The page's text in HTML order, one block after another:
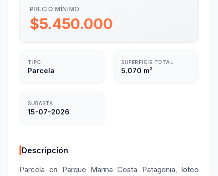
PRECIO MÍNIMO
$5.450.000
TIPO
Parcela
SUPERFICIE TOTAL
5.070 m²
SUBASTA
15-07-2026
Descripción
Parcela en Parque Marina Costa Patagonia, loteo